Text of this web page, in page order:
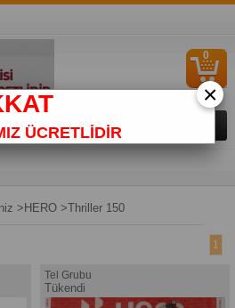
0
> HERO>Thriller 150
1
Tel Grubu
Tükendi
×
ÜCRETLİDİR